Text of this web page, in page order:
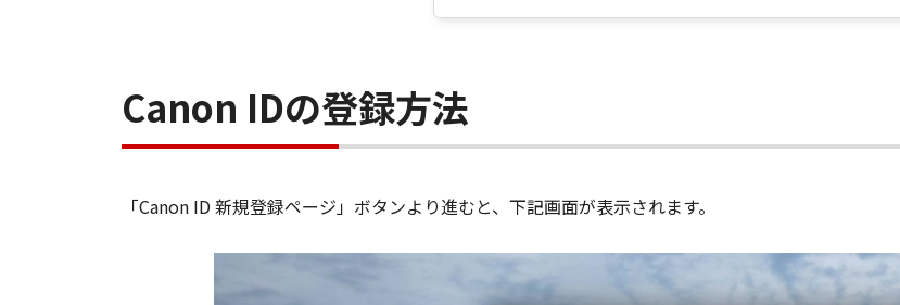
Canon IDの登録方法
「Canon ID 新規登録ページ」ボタンより進むと、下記画面が表示されます。